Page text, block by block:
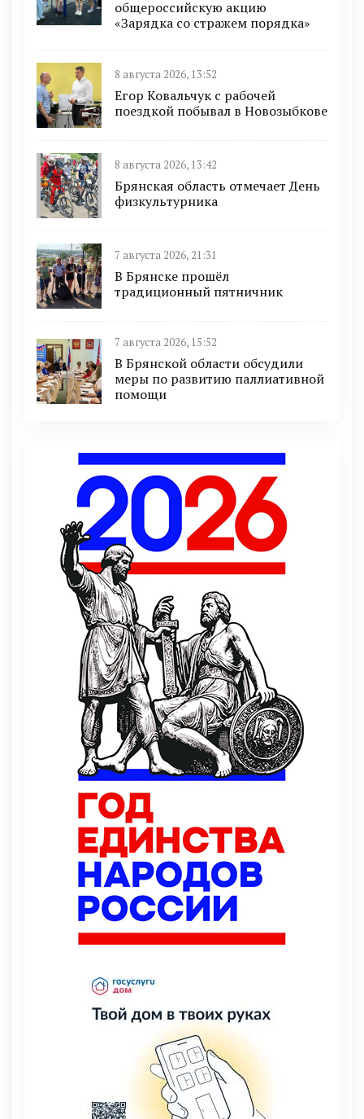
общероссийскую акцию
«Зарядка со стражем порядка»
8 августа 2026, 13:52
Егор Ковальчук с рабочей
поездкой побывал в Новозыбкове
8 августа 2026, 13:42
Брянская область отмечает День
физкультурника
7 августа 2026, 21:31
В Брянске прошёл
традиционный пятничник
7 августа 2026, 15:52
В Брянской области обсудили
меры по развитию паллиативной
помощи